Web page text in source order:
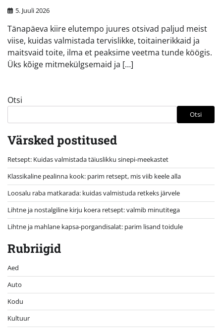
5. Juuli 2026
Tänapäeva kiire elutempo juures otsivad paljud meist
viise, kuidas valmistada tervislikke, toitainerikkaid ja
maitsvaid toite, ilma et peaksime veetma tunde köögis.
Üks kõige mitmekülgsemaid ja […]
Otsi
Otsi
Värsked postitused
Retsept: Kuidas valmistada täiuslikku sinepi-meekastet
Klassikaline pealinna kook: parim retsept, mis viib keele alla
Loosalu raba matkarada: kuidas valmistuda retkeks järvele
Lihtne ja nostalgiline kirju koera retsept: valmib minutitega
Lihtne ja mahlane kapsa-porgandisalat: parim lisand toidule
Rubriigid
Aed
Auto
Kodu
Kultuur